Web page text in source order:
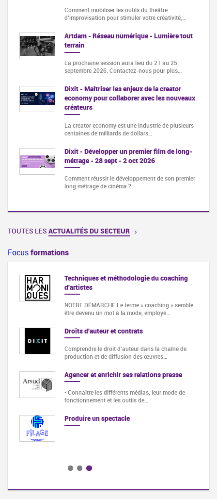
Comment mobiliser les outils du théâtre
d’improvisation pour stimuler votre créativité,…
Artdam - Réseau numérique - Lumière tout
terrain
La prochaine session aura lieu du 21 au 25
septembre 2026. Contactez-nous pour plus…
Dixit - Maîtriser les enjeux de la creator
economy pour collaborer avec les nouveaux
créateurs
La creator economy est une industrie de plusieurs
centaines de milliards de dollars…
Dixit - Développer un premier film de long-
métrage - 28 sept - 2 oct 2026
Comment réussir le développement de son premier
long métrage de cinéma ?
TOUTES LES ACTUALITÉS DU SECTEUR
Focusformations
Techniques et méthodologie du coaching
d'artistes
NOTRE DÉMARCHE Le terme « coaching » semble
être devenu un mot à la mode, employé…
Droits d'auteur et contrats
Comprendre le droit d'auteur dans la chaîne de
production et de diffusion des œuvres…
Agencer et enrichir ses relations presse
• Connaître les différents médias, leur mode de
fonctionnement et les outils de…
Produire un spectacle